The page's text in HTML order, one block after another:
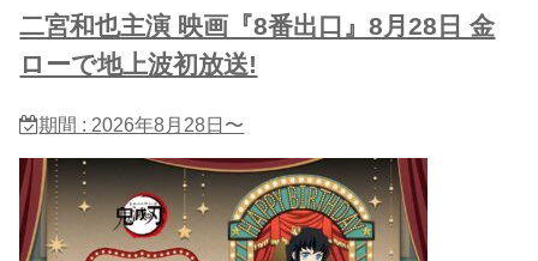
二宮和也主演 映画『8番出口』8月28日 金
ローで地上波初放送!
期間 : 2026年8月28日〜